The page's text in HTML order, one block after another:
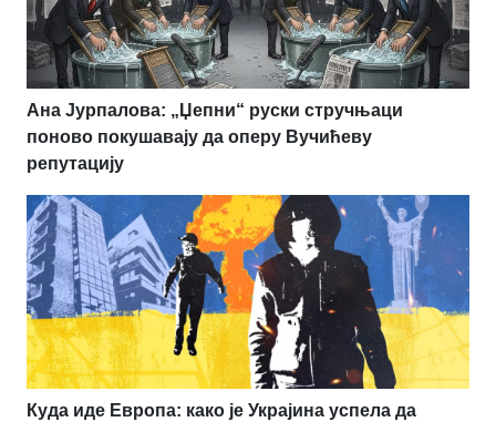
Ана Јурпалова: „Џепни“ руски стручњаци
поново покушавају да оперу Вучићеву
репутацију
Куда иде Европа: како је Украјина успела да